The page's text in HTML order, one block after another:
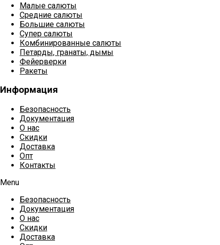
Малые салюты
Средние салюты
Большие салюты
Супер салюты
Комбинированные салюты
Петарды, гранаты, дымы
Фейерверки
Ракеты
Информация
Безопасность
Документация
О нас
Скидки
Доставка
Опт
Контакты
Menu
Безопасность
Документация
О нас
Скидки
Доставка